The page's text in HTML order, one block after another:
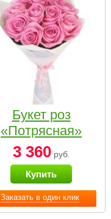
Заказать в один клик
Букет роз
«Потрясная»
3 360руб.
Купить